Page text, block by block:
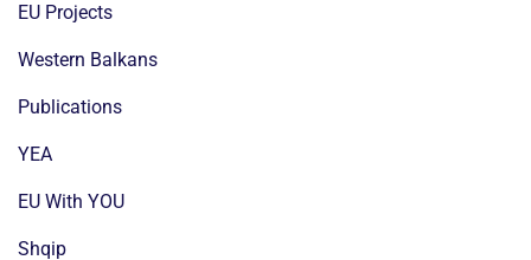
EU Projects
Western Balkans
Publications
YEA
EU With YOU
Shqip